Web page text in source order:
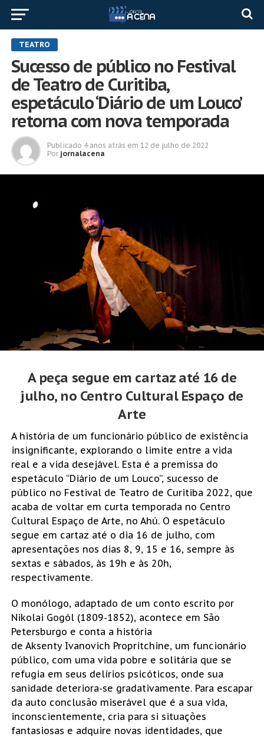
TEATRO
Sucesso de público no Festival
de Teatro de Curitiba,
espetáculo ‘Diário de um Louco’
retorna com nova temporada
Publicado 4 anos atrás em 12 de julho de 2022
Por jornalacena
A peça segue em cartaz até 16 de
julho, no Centro Cultural Espaço de
Arte
A história de um funcionário público de existência
insignificante, explorando o limite entre a vida
real e a vida desejável. Esta é a premissa do
espetáculo “Diário de um Louco”, sucesso de
público no Festival de Teatro de Curitiba 2022, que
acaba de voltar em curta temporada no Centro
Cultural Espaço de Arte, no Ahú. O espetáculo
segue em cartaz até o dia 16 de julho, com
apresentações nos dias 8, 9, 15 e 16, sempre às
sextas e sábados, às 19h e às 20h,
respectivamente.
O monólogo, adaptado de um conto escrito por
Nikolai Gogól (1809-1852), acontece em São
Petersburgo e conta a história
de Aksenty Ivanovich Propritchine, um funcionário
público, com uma vida pobre e solitária que se
refugia em seus delírios psicóticos, onde sua
sanidade deteriora-se gradativamente. Para escapar
da auto conclusão miserável que é a sua vida,
inconscientemente, cria para si situações
fantasiosas e adquire novas identidades, que